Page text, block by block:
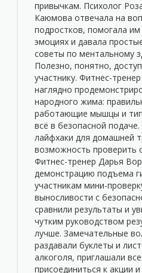
привычкам. Психолог
Каюмова отвечала на
подростков, помогала им
эмоциях и давала
советы по ментальному
Полезно, понятно,
участнику. Фитнес-
наглядно
народного жима:
работающие мышцы и
всё в безопасной
лайфхаки для домашней
возможность проверить
Фитнес-тренер Дарья
демонстрацию подъема
участникам мини-
выносливости с
сравнили результаты и
чутким руководством
лучше. Замечательные
раздавали буклеты и
алкоголя, приглашали
присоединиться к акции